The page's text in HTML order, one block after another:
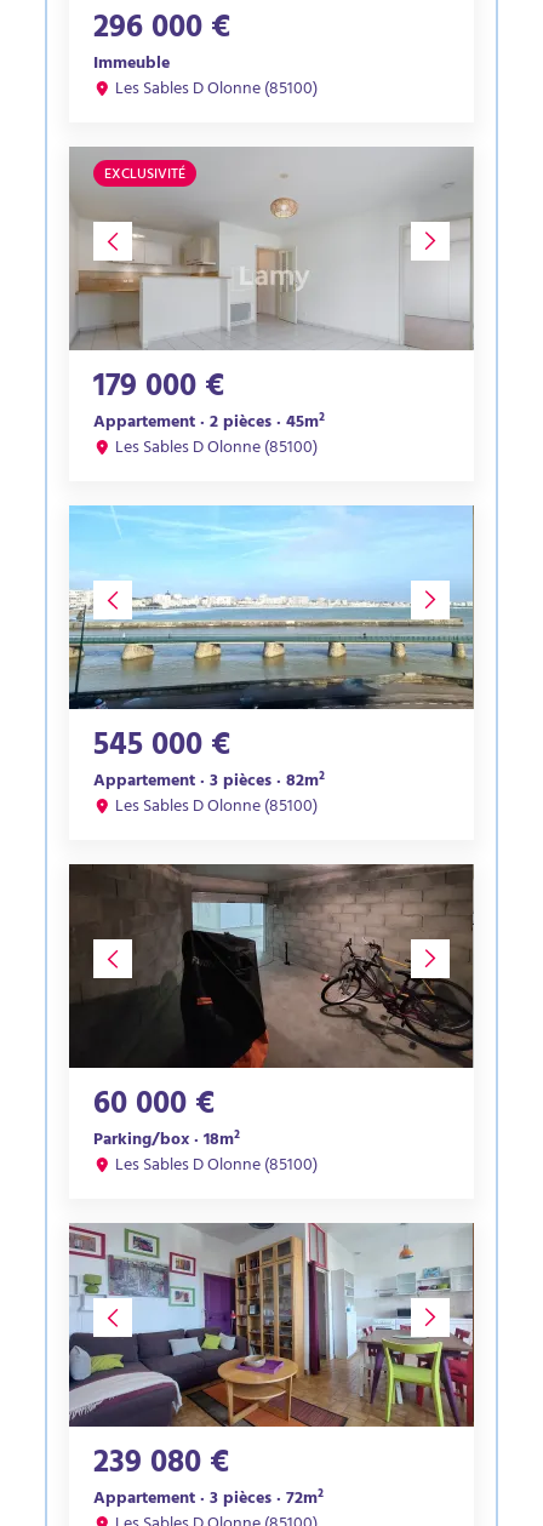
296 000 €
Immeuble
Les Sables D Olonne (85100)
EXCLUSIVITÉ
179 000 €
Appartement · 2 pièces · 45m²
Les Sables D Olonne (85100)
545 000 €
Appartement · 3 pièces · 82m²
Les Sables D Olonne (85100)
60 000 €
Parking/box · 18m²
Les Sables D Olonne (85100)
239 080 €
Appartement · 3 pièces · 72m²